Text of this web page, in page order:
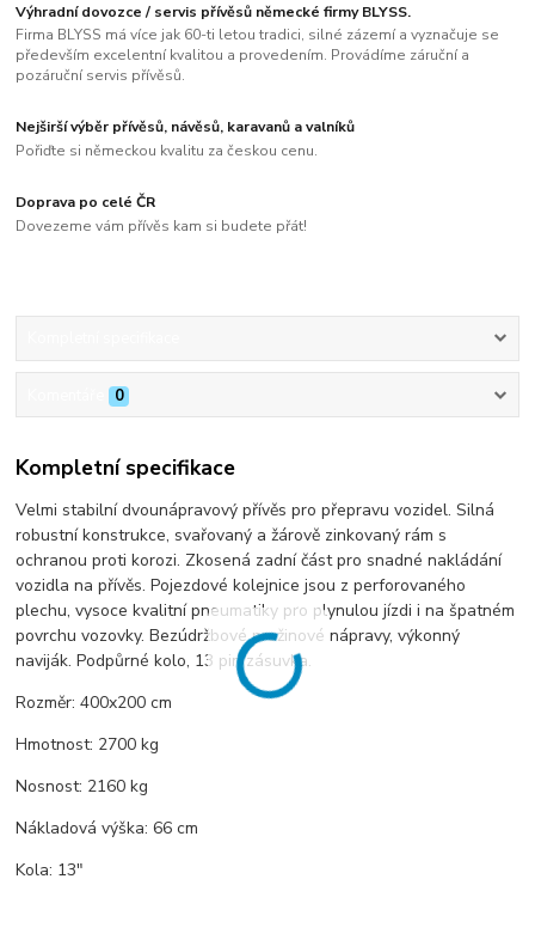
Výhradní dovozce / servis přívěsů německé firmy BLYSS.
Firma BLYSS má více jak 60-ti letou tradici, silné zázemí a vyznačuje se
především excelentní kvalitou a provedením. Provádíme záruční a
pozáruční servis přívěsů.
Nejširší výběr přívěsů, návěsů, karavanů a valníků
Pořiďte si německou kvalitu za českou cenu.
Doprava po celé ČR
Dovezeme vám přívěs kam si budete přát!
0
Kompletní specifikace
Velmi stabilní dvounápravový přívěs pro přepravu vozidel. Silná
robustní konstrukce, svařovaný a žárově zinkovaný rám s
ochranou proti korozi. Zkosená zadní část pro snadné nakládání
vozidla na přívěs. Pojezdové kolejnice jsou z perforovaného
plechu, vysoce kvalitní pneumatiky pro plynulou jízdi i na špatném
povrchu vozovky. Bezúdržbové pružinové nápravy, výkonný
naviják. Podpůrné kolo, 13 pin zásuvka.
Rozměr: 400x200 cm
Hmotnost: 2700 kg
Nosnost: 2160 kg
Nákladová výška: 66 cm
Kola: 13"